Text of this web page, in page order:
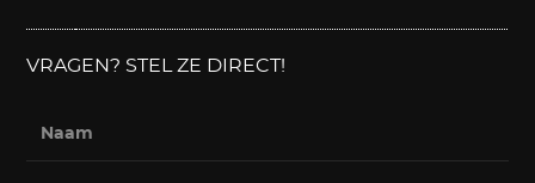
VRAGEN? STEL ZE DIRECT!